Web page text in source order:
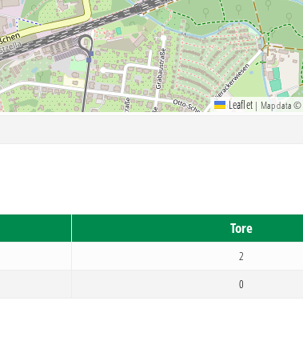
Leaflet | Map data ©
Tore
2
0